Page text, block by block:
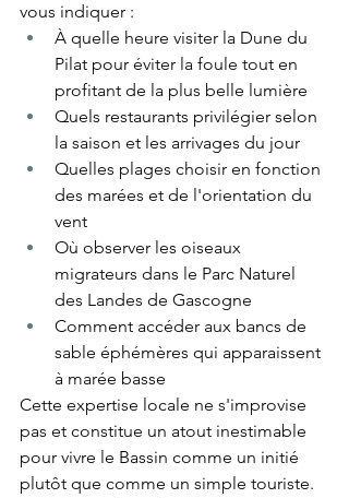
vous indiquer :
À quelle heure visiter la Dune du
Pilat pour éviter la foule tout en
profitant de la plus belle lumière
Quels restaurants privilégier selon
la saison et les arrivages du jour
Quelles plages choisir en fonction
des marées et de l'orientation du
vent
Où observer les oiseaux
migrateurs dans le Parc Naturel
des Landes de Gascogne
Comment accéder aux bancs de
sable éphémères qui apparaissent
à marée basse
Cette expertise locale ne s'improvise
pas et constitue un atout inestimable
pour vivre le Bassin comme un initié
plutôt que comme un simple touriste.